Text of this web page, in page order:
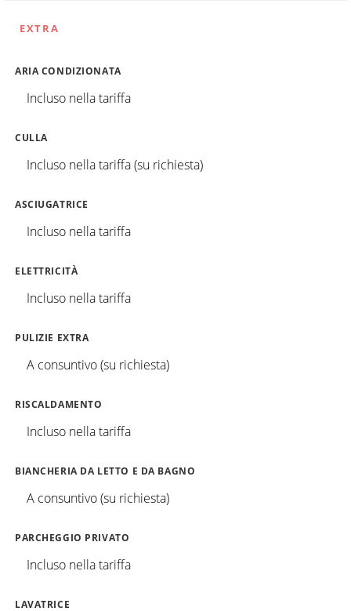
EXTRA
ARIA CONDIZIONATA
Incluso nella tariffa
CULLA
Incluso nella tariffa (su richiesta)
ASCIUGATRICE
Incluso nella tariffa
ELETTRICITÀ
Incluso nella tariffa
PULIZIE EXTRA
A consuntivo (su richiesta)
RISCALDAMENTO
Incluso nella tariffa
BIANCHERIA DA LETTO E DA BAGNO
A consuntivo (su richiesta)
PARCHEGGIO PRIVATO
Incluso nella tariffa
LAVATRICE